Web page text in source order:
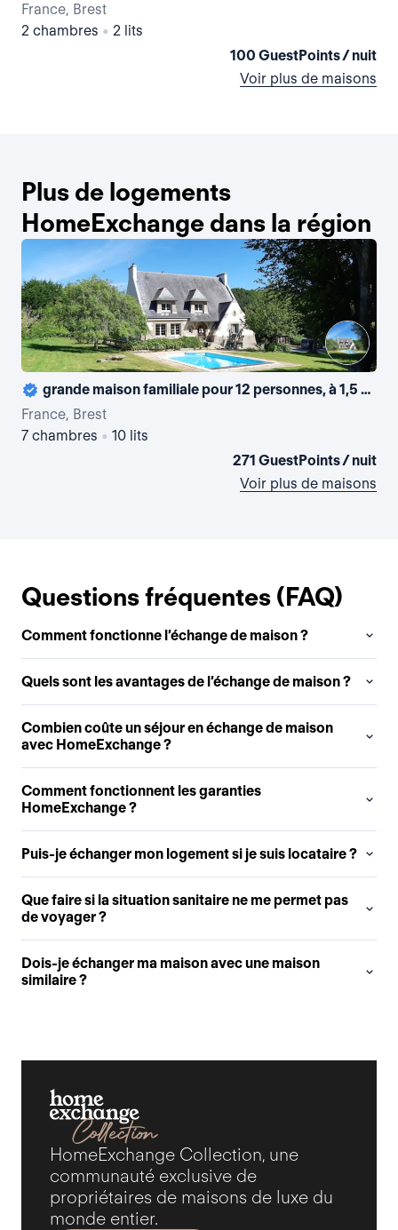
France, Brest
2 chambres • 2 lits
100 GuestPoints / nuit
Voir plus de maisons
Plus de logements
HomeExchange dans la région
grande maison familiale pour 12 personnes, à 1,5 km de la mer, piscine
France, Brest
7 chambres • 10 lits
271 GuestPoints / nuit
Voir plus de maisons
Questions fréquentes (FAQ)
Comment fonctionne l’échange de maison ?
Quels sont les avantages de l’échange de maison ?
Combien coûte un séjour en échange de maison
avec HomeExchange ?
Comment fonctionnent les garanties
HomeExchange ?
Puis-je échanger mon logement si je suis locataire ?
Que faire si la situation sanitaire ne me permet pas
de voyager ?
Dois-je échanger ma maison avec une maison
similaire ?
HomeExchange Collection, une
communauté exclusive de
propriétaires de maisons de luxe du
monde entier.